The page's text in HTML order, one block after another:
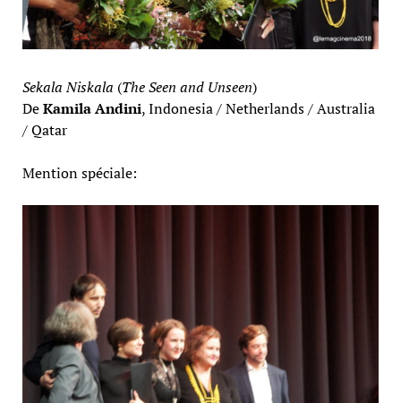
Sekala Niskala (The Seen and Unseen)
DeKamila Andini, Indonesia / Netherlands / Australia
/ Qatar
Mention spéciale: